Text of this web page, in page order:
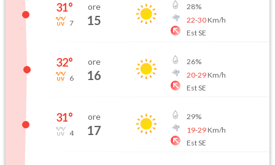
31°
7
ore
15
28%
22-30Km/h
Est SE
32°
6
ore
16
26%
20-29Km/h
Est SE
31°
4
ore
17
29%
19-29Km/h
Est SE